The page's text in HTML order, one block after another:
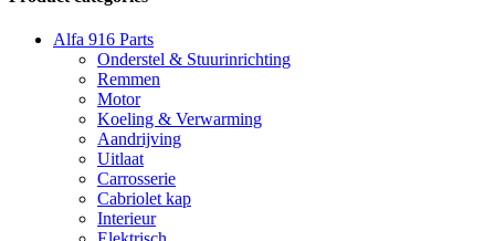
Alfa 916 Parts
Onderstel & Stuurinrichting
Remmen
Motor
Koeling & Verwarming
Aandrijving
Uitlaat
Carrosserie
Cabriolet kap
Interieur